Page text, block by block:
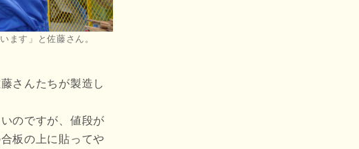
ます」と佐藤さん。
さんたちが製造し
のですが、値段が
板の上に貼ってや